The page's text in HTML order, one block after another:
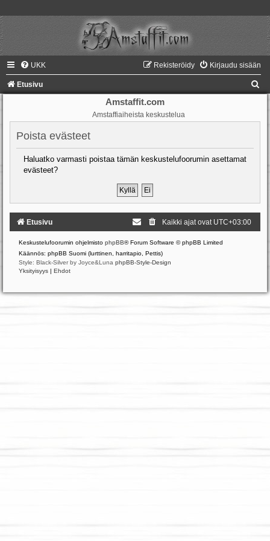
UKK Kirjaudu sisään
Rekisteröidy
Etusivu
Amstaffit.com
Amstaffiaiheista keskustelua
Poista evästeet
Haluatko varmasti poistaa tämän keskustelufoorumin asettamat
evästeet?
Etusivu Kaikki ajat ovat UTC+03:00
Keskustelufoorumin ohjelmisto phpBB® Forum Software © phpBB Limited
Käännös: phpBB Suomi (lurttinen, harritapio, Pettis)
Style: Black-Silver by Joyce&Luna phpBB-Style-Design
Yksityisyys | Ehdot